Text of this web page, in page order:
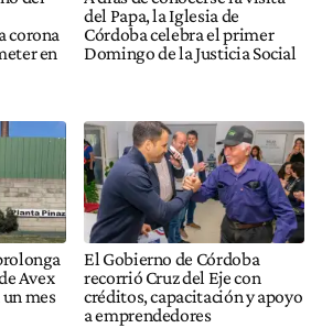
corona
en
del Papa, la Iglesia de
Córdoba celebra el primer
Domingo de la Justicia Social
Avex
mes
El Gobierno de Córdoba
recorrió Cruz del Eje con
créditos, capacitación y apoyo
a emprendedores